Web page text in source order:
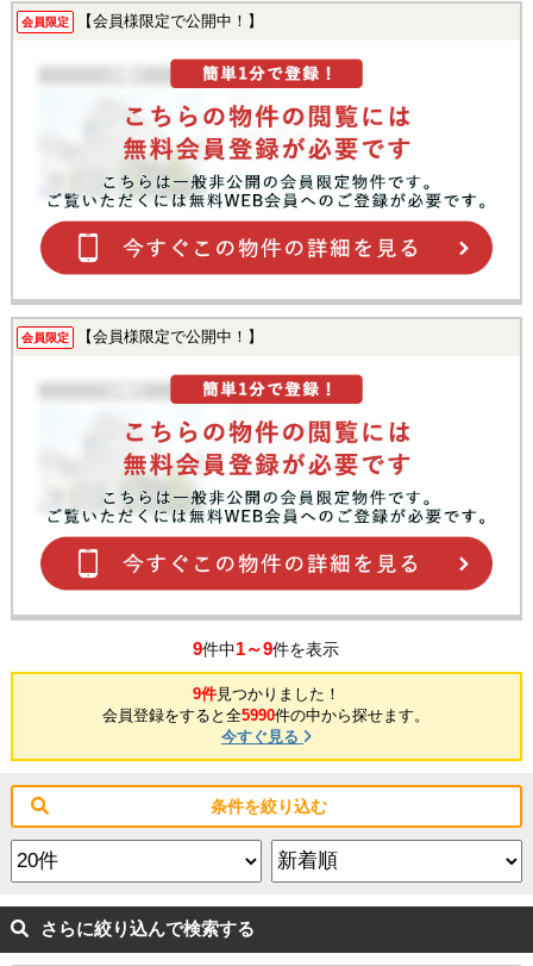
会員限定 【会員様限定で公開中！】
会員限定 【会員様限定で公開中！】
9件中1～9件を表示
9件見つかりました！
会員登録をすると全5990件の中から探せます。
今すぐ見る
条件を絞り込む
さらに絞り込んで検索する